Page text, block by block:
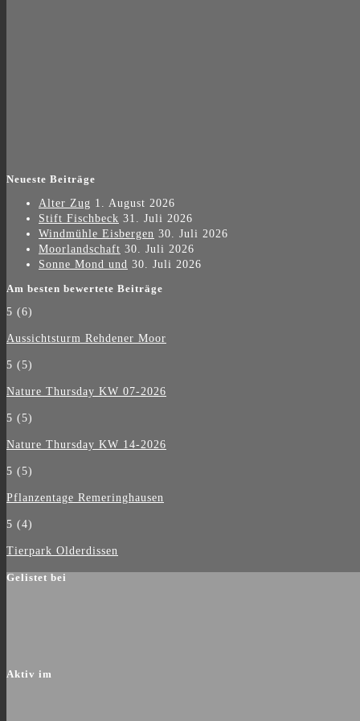
Neueste Beiträge
Alter Zug 1. August 2026
Stift Fischbeck 31. Juli 2026
Windmühle Eisbergen 30. Juli 2026
Moorlandschaft 30. Juli 2026
Sonne Mond und 30. Juli 2026
Am besten bewertete Beiträge
5 (6)
Aussichtsturm Rehdener Moor
5 (5)
Nature Thursday KW 07-2026
5 (5)
Nature Thursday KW 14-2026
5 (5)
Pflanzentage Remeringhausen
5 (4)
Tierpark Olderdissen
Gelistet bei
Aktiv im